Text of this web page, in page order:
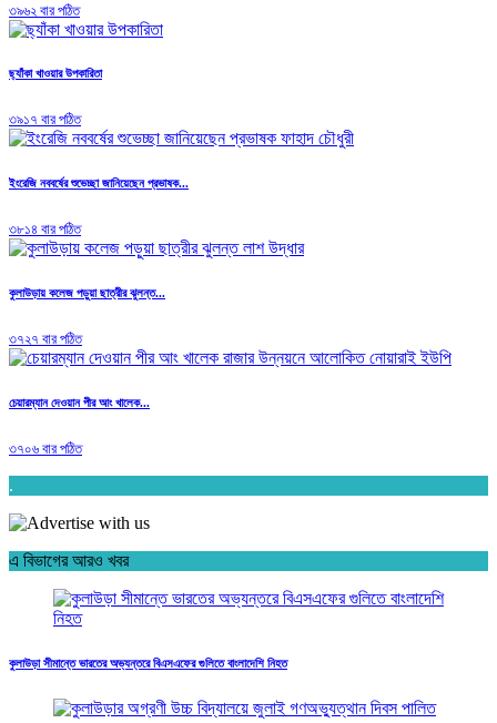
৩৯৬২ বার পঠিত
ছ্যাঁকা খাওয়ার উপকারিতা
৩৯১৭ বার পঠিত
ইংরেজি নববর্ষের শুভেচ্ছা জানিয়েছেন প্রভাষক...
৩৮১৪ বার পঠিত
কুলাউড়ায় কলেজ পড়ুয়া ছাত্রীর ঝুলন্ত...
৩৭২৭ বার পঠিত
চেয়ারম্যান দেওয়ান পীর আং খালেক...
৩৭০৬ বার পঠিত
.
এ বিভাগের আরও খবর
কুলাউড়া সীমান্তে ভারতের অভ্যন্তরে বিএসএফের গুলিতে বাংলাদেশি নিহত